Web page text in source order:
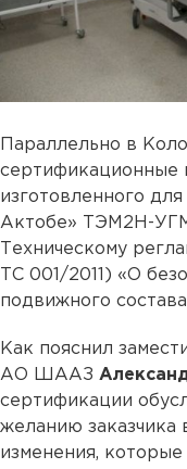
Параллельно в
сертификационные
изготовленного
Актобе» ТЭМ2Н-
Техническому
ТС 001/2011) «О
подвижного
Как пояснил
АО ШААЗ
сертификации
желанию заказчика
изменения,